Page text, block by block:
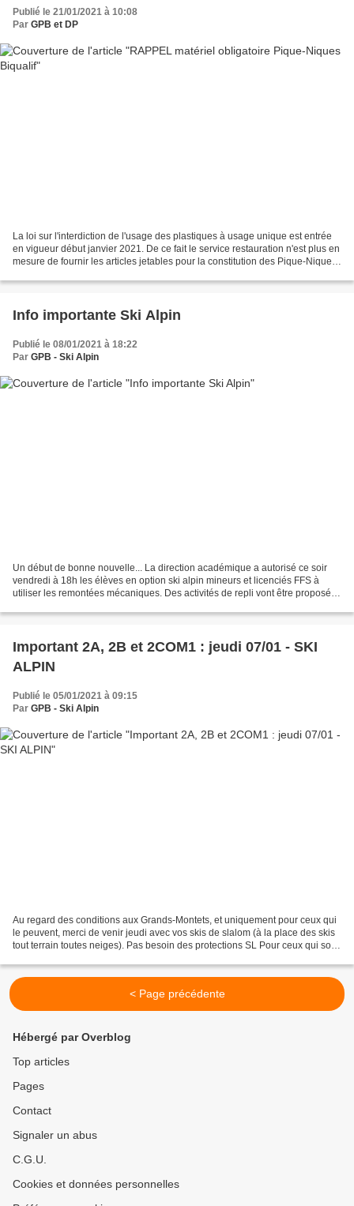
Publié le 21/01/2021 à 10:08
Par GPB et DP
La loi sur l'interdiction de l'usage des plastiques à usage unique est entrée
en vigueur début janvier 2021. De ce fait le service restauration n'est plus en
mesure de fournir les articles jetables pour la constitution des Pique-Niques
Info importante Ski Alpin
Publié le 08/01/2021 à 18:22
Par GPB - Ski Alpin
Un début de bonne nouvelle... La direction académique a autorisé ce soir
vendredi à 18h les élèves en option ski alpin mineurs et licenciés FFS à
utiliser les remontées mécaniques. Des activités de repli vont être proposées
Important 2A, 2B et 2COM1 : jeudi 07/01 - SKI
ALPIN
Publié le 05/01/2021 à 09:15
Par GPB - Ski Alpin
Au regard des conditions aux Grands-Montets, et uniquement pour ceux qui
le peuvent, merci de venir jeudi avec vos skis de slalom (à la place des skis
tout terrain toutes neiges). Pas besoin des protections SL Pour ceux qui sont
< Page précédente
Hébergé par Overblog
Top articles
Pages
Contact
Signaler un abus
C.G.U.
Cookies et données personnelles